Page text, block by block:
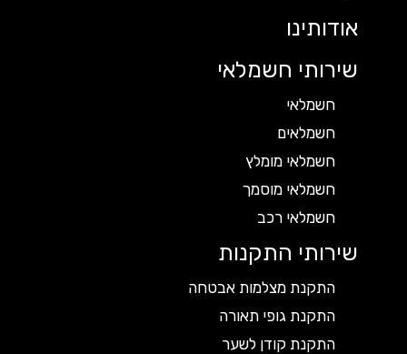
אודותינו
שירותי חשמלאי
חשמלאי
חשמלאים
חשמלאי מומלץ
חשמלאי מוסמך
חשמלאי רכב
שירותי התקנות
התקנת מצלמות אבטחה
התקנת גופי תאורה
התקנת קודן לשער